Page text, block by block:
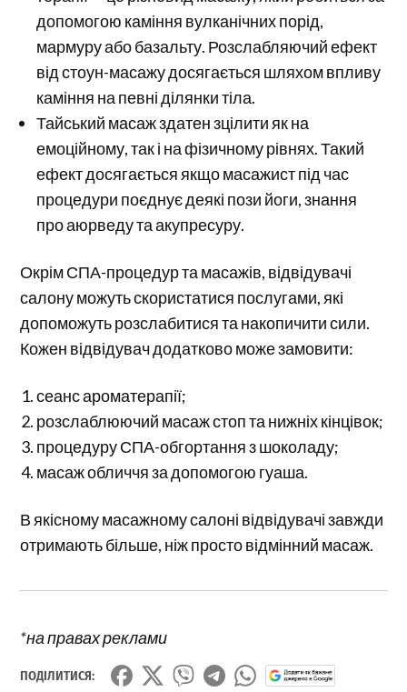
допомогою каміння вулканічних порід,
мармуру або базальту. Розслабляючий ефект
від стоун-масажу досягається шляхом впливу
каміння на певні ділянки тіла.
Тайський масаж здатен зцілити як на
емоційному, так і на фізичному рівнях. Такий
ефект досягається якщо масажист під час
процедури поєднує деякі пози йоги, знання
про аюрведу та акупресуру.
Окрім СПА-процедур та масажів, відвідувачі
салону можуть скористатися послугами, які
допоможуть розслабитися та накопичити сили.
Кожен відвідувач додатково може замовити:
сеанс ароматерапії;
розслаблюючий масаж стоп та нижніх кінцівок;
процедуру СПА-обгортання з шоколаду;
масаж обличчя за допомогою гуаша.
В якісному масажному салоні відвідувачі завжди
отримають більше, ніж просто відмінний масаж.
*на правах реклами
ПОДІЛИТИСЯ: